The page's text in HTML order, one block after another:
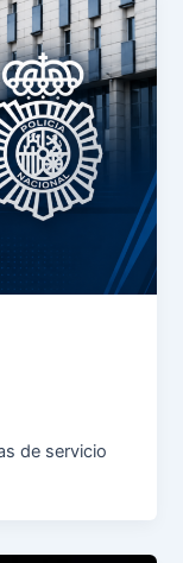
de servicio